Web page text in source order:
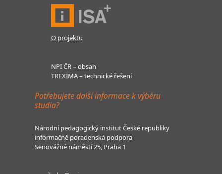
O projektu
NPI ČR – obsah
TREXIMA – technické řešení
Potřebujete další informace k výběru
studia?
Národní pedagogický institut České republiky
informačně poradenská podpora
Senovážné náměstí 25, Praha 1